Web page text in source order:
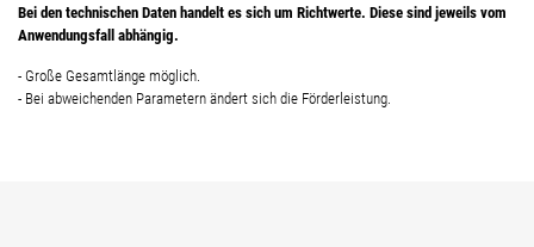
Bei den technischen Daten handelt es sich um Richtwerte. Diese sind jeweils vom
Anwendungsfall abhängig.
- Große Gesamtlänge möglich.
- Bei abweichenden Parametern ändert sich die Förderleistung.